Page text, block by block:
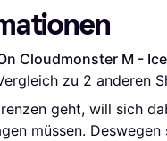
Cloudmonster M -
zu 2 anderen
geht, will sich
müssen.